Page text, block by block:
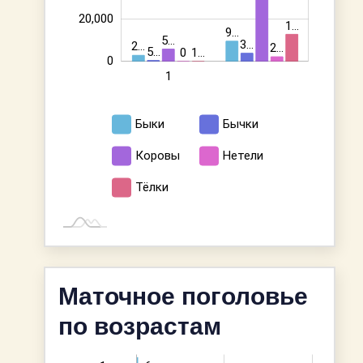
2…
9…
5…
3…
5…
0 2…
1…
1…
0
20,000
1
Быки Бычки
Коровы Нетели
Тёлки
Маточное поголовье
по возрастам